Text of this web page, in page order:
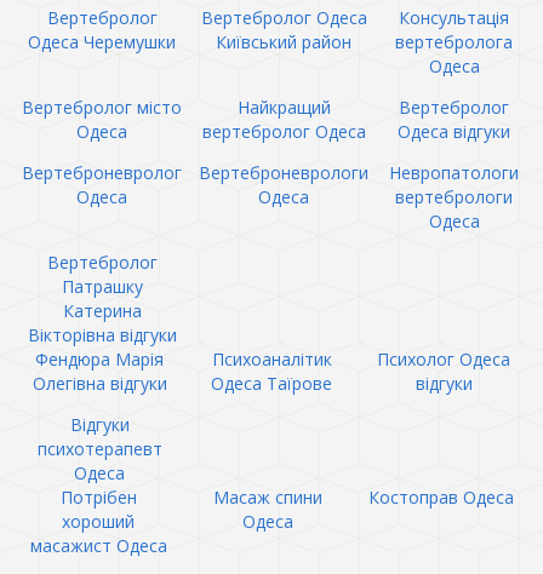
Вертебролог
Одеса Черемушки
Вертебролог Одеса
Київський район
Консультація
вертебролога
Одеса
Вертебролог місто
Одеса
Найкращий
вертебролог Одеса
Вертебролог
Одеса відгуки
Вертеброневролог
Одеса
Вертеброневрологи
Одеса
Невропатологи
вертебрологи
Одеса
Вертебролог
Патрашку
Катерина
Вікторівна відгуки
Фендюра Марія
Олегівна відгуки
Психоаналітик
Одеса Таїрове
Психолог Одеса
відгуки
Відгуки
психотерапевт
Одеса
Потрібен
хороший
масажист Одеса
Масаж спини
Одеса
Костоправ Одеса